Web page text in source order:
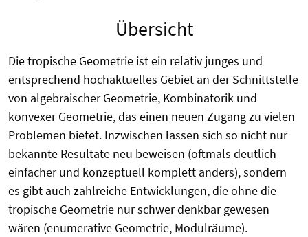
Übersicht
Die tropische Geometrie ist ein relativ junges und
entsprechend hochaktuelles Gebiet an der Schnittstelle
von algebraischer Geometrie, Kombinatorik und
konvexer Geometrie, das einen neuen Zugang zu vielen
Problemen bietet. Inzwischen lassen sich so nicht nur
bekannte Resultate neu beweisen (oftmals deutlich
einfacher und konzeptuell komplett anders), sondern
es gibt auch zahlreiche Entwicklungen, die ohne die
tropische Geometrie nur schwer denkbar gewesen
wären (enumerative Geometrie, Modulräume).